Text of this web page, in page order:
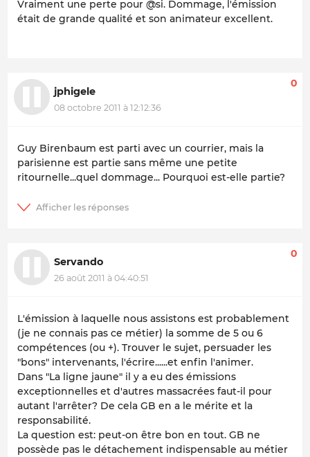
Vraiment une perte pour @si. Dommage, l'émission
était de grande qualité et son animateur excellent.
jphigele
08 octobre 2011 à 12:12:36
0
Guy Birenbaum est parti avec un courrier, mais la
parisienne est partie sans même une petite
ritournelle...quel dommage... Pourquoi est-elle partie?
Servando
26 août 2011 à 04:40:51
0
L'émission à laquelle nous assistons est probablement
(je ne connais pas ce métier) la somme de 5 ou 6
compétences (ou +). Trouver le sujet, persuader les
"bons" intervenants, l'écrire......et enfin l'animer.
Dans "La ligne jaune" il y a eu des émissions
exceptionnelles et d'autres massacrées faut-il pour
autant l'arrêter? De cela GB en a le mérite et la
responsabilité.
La question est: peut-on être bon en tout. GB ne
possède pas le détachement indispensable au métier